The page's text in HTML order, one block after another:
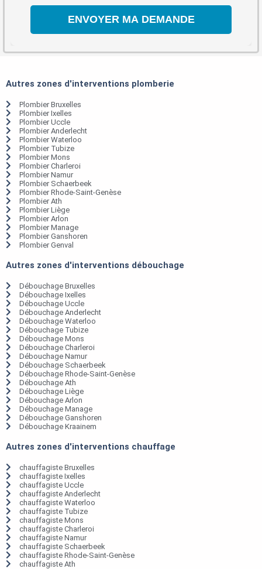
Autres zones d'interventions plomberie
Plombier Bruxelles
Plombier Ixelles
Plombier Uccle
Plombier Anderlecht
Plombier Waterloo
Plombier Tubize
Plombier Mons
Plombier Charleroi
Plombier Namur
Plombier Schaerbeek
Plombier Rhode-Saint-Genèse
Plombier Ath
Plombier Liège
Plombier Arlon
Plombier Manage
Plombier Ganshoren
Plombier Genval
Autres zones d'interventions débouchage
Débouchage Bruxelles
Débouchage Ixelles
Débouchage Uccle
Débouchage Anderlecht
Débouchage Waterloo
Débouchage Tubize
Débouchage Mons
Débouchage Charleroi
Débouchage Namur
Débouchage Schaerbeek
Débouchage Rhode-Saint-Genèse
Débouchage Ath
Débouchage Liège
Débouchage Arlon
Débouchage Manage
Débouchage Ganshoren
Débouchage Kraainem
Autres zones d'interventions chauffage
chauffagiste Bruxelles
chauffagiste Ixelles
chauffagiste Uccle
chauffagiste Anderlecht
chauffagiste Waterloo
chauffagiste Tubize
chauffagiste Mons
chauffagiste Charleroi
chauffagiste Namur
chauffagiste Schaerbeek
chauffagiste Rhode-Saint-Genèse
chauffagiste Ath